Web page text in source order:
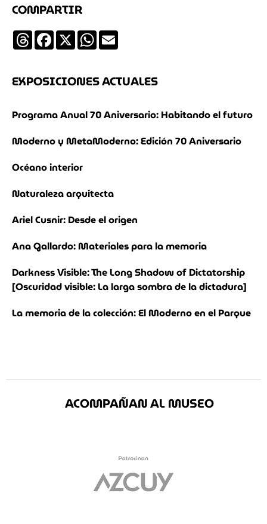
COMPARTIR
ThreadsFacebook
X WhatsApp
EXPOSICIONES ACTUALES
Programa Anual 70 Aniversario: Habitando el futuro
Moderno y MetaModerno: Edición 70 Aniversario
Océano interior
Naturaleza arquitecta
Ariel Cusnir: Desde el origen
Ana Gallardo: Materiales para la memoria
Darkness Visible: The Long Shadow of Dictatorship
[Oscuridad visible: La larga sombra de la dictadura]
La memoria de la colección: El Moderno en el Parque
ACOMPAÑAN AL MUSEO